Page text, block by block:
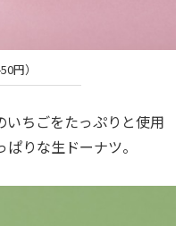
円）
ちごをたっぷりと使用
りな生ドーナツ。